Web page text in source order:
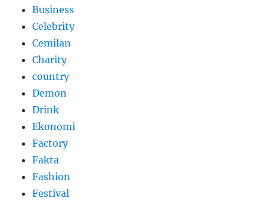
Business
Celebrity
Cemilan
Charity
country
Demon
Drink
Ekonomi
Factory
Fakta
Fashion
Festival